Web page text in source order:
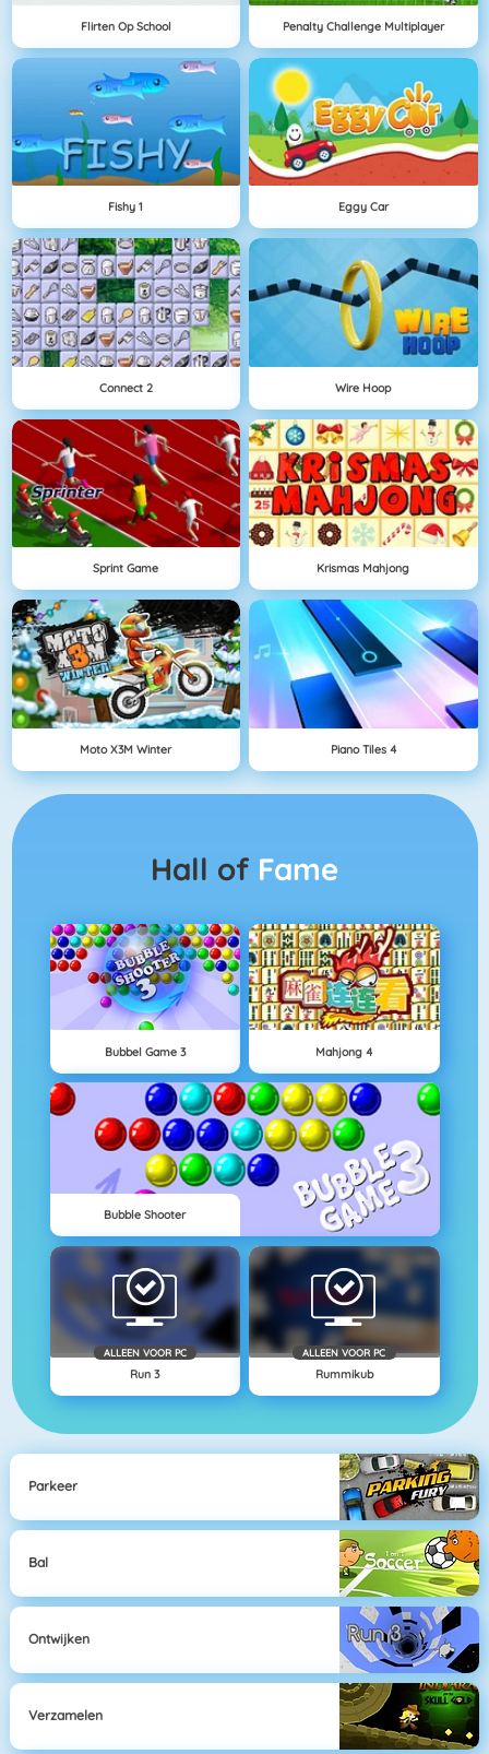
Flirten Op School Penalty Challenge Multiplayer
Fishy 1 Eggy Car
Connect 2 Wire Hoop
Sprint Game Krismas Mahjong
Moto X3M Winter Piano Tiles 4
Hall of Fame
Bubbel Game 3 Mahjong 4
Bubble Shooter
ALLEEN VOOR PC
Run 3
ALLEEN VOOR PC
Rummikub
Parkeer
Bal
Ontwijken
Verzamelen